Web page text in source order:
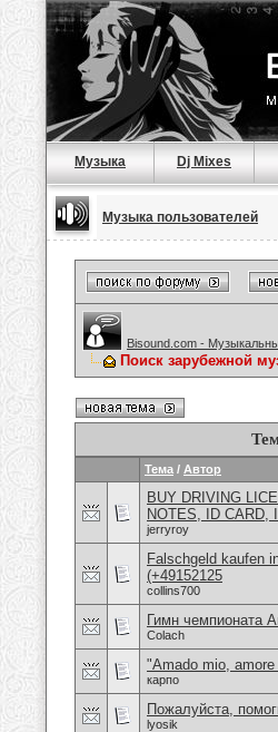
Музыка Dj Mixes
Музыка пользователей
Bisound.com -
Поиск зарубежной
Тема / Автор
BUY DRIVING
NOTES, ID CARD,
jerryroy
Falschgeld kaufen
(+49152125
collins700
Гимн чемпионата
Colach
"Amado mio, amore
карпо
Пожалуйста,
lyosik